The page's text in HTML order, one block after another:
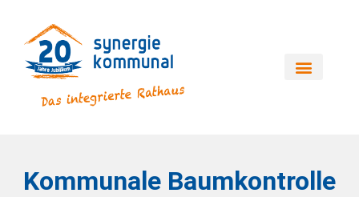
Kommunale Baumkontrolle